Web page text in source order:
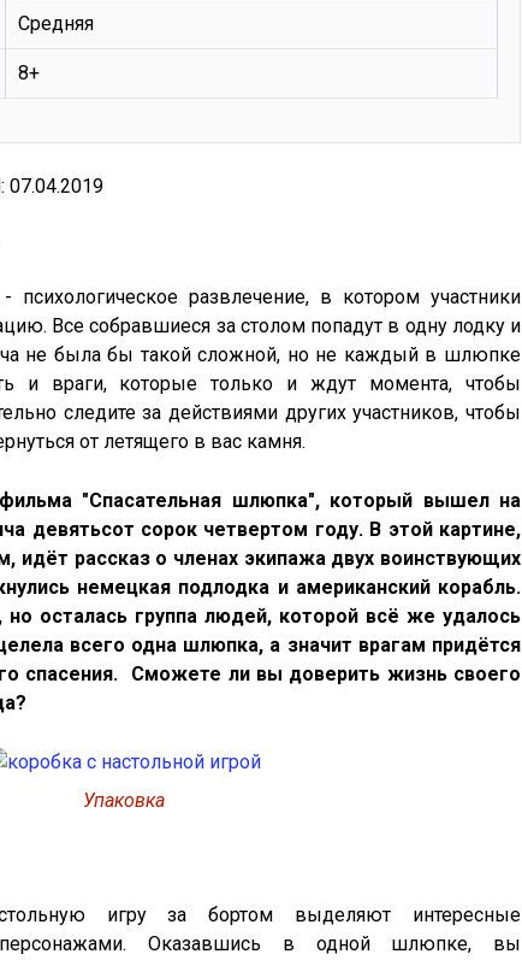
Средняя
8+
07.04.2019
психологическое развлечение, в котором участники
Все собравшиеся за столом попадут в одну лодку и
не была бы такой сложной, но не каждый в шлюпке
и враги, которые только и ждут момента, чтобы
следите за действиями других участников, чтобы
от летящего в вас камня.
"Спасательная шлюпка", который вышел на
девятьсот сорок четвертом году. В этой картине,
идёт рассказ о членах экипажа двух воинствующих
немецкая подлодка и американский корабль.
осталась группа людей, которой всё же удалось
всего одна шлюпка, а значит врагам придётся
спасения. Сможете ли вы доверить жизнь своего
Упаковка
игру за бортом выделяют интересные
Оказавшись в одной шлюпке, вы